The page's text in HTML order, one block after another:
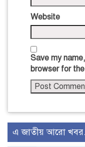
Website
Save my
browser for
এ জাতীয় আরো